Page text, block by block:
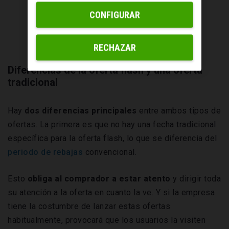
Diferencias de la oferta flash y una oferta
tradicional
Hay dos diferencias principales entre ambos tipos de
ofertas. La primera es que no hay una fecha tradicional
específica para la oferta flash, lo que se diferencia del
periodo de rebajas convencional.
Esto obliga al comprador a estar atento y dirigir toda
su atención a la oferta en cuanto la ve. Y si la empresa
tiene la costumbre de lanzar estas ofertas
habitualmente, provocará que los usuarios la visiten
RECHAZAR
CONFIGURAR